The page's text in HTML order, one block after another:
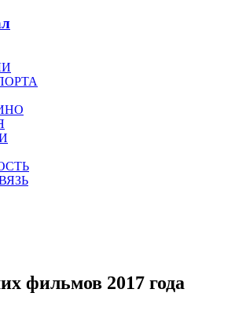
фильмов 2017 года